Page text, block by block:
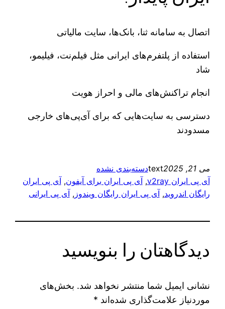
اتصال به سامانه ثنا، بانک‌ها، سایت مالیاتی
استفاده از پلتفرم‌های ایرانی مثل فیلم‌نت، فیلیمو،
شاد
انجام تراکنش‌های مالی و احراز هویت
دسترسی به سایت‌هایی که برای آی‌پی‌های خارجی
مسدودند
می 21, 2025 textدسته‌بندی نشده
آی پی ایران v2ray
, آی پی ایران برای آیفون, آی پی ایران
رایگان اندروید, آی پی ایران رایگان ویندوز, آی پی ایرانی
دیدگاهتان را بنویسید
نشانی ایمیل شما منتشر نخواهد شد. بخش‌های
موردنیاز علامت‌گذاری شده‌اند *